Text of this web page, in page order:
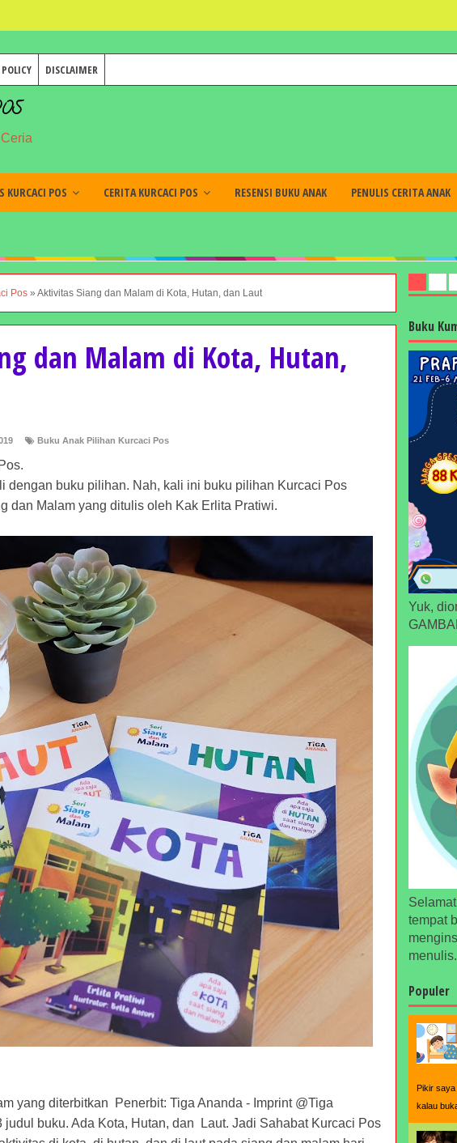
DISCLAIMER
KURCACI POS CERITA KURCACI POS RESENSI BUKU ANAK PENULIS CERITA ANAK
Pos » Aktivitas Siang dan Malam di Kota, Hutan, dan Laut
dan Malam di Kota, Hutan,
Buku Anak Pilihan Kurcaci Pos
dengan buku pilihan. Nah, kali ini buku pilihan Kurcaci Pos
dan Malam yang ditulis oleh Kak Erlita Pratiwi.
yang diterbitkan Penerbit: Tiga Ananda - Imprint @Tiga
judul buku. Ada Kota, Hutan, dan Laut. Jadi Sahabat Kurcaci Pos
Buku
Yuk,
tempat
menulis.
Populer
Pikir saya
kalau